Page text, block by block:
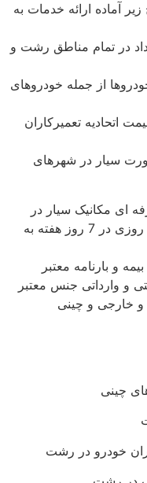
آماده ارائه خدمات به
از 50 خودروی امداد در تمام مناطق رشت و
از جمله خودروهای
اتحادیه تعمیرکاران
سیار در شهرهای
ای مکانیک سیار در
رشت و متخصص امداد خودروی شبانه روزی در 7 روز هفته به
و بارنامه معتبر
و وارداتی جنس معتبر
و خارجی و چینی
چینی
خودرو در رشت